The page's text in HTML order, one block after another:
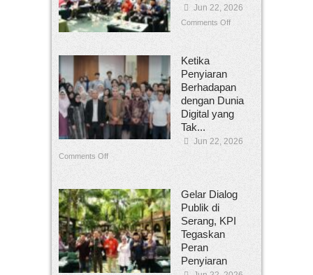
Jun 22, 2026
Comments Off
Ketika
Penyiaran
Berhadapan
dengan Dunia
Digital yang
Tak...
Jun 22, 2026
Comments Off
Gelar Dialog
Publik di
Serang, KPI
Tegaskan
Peran
Penyiaran